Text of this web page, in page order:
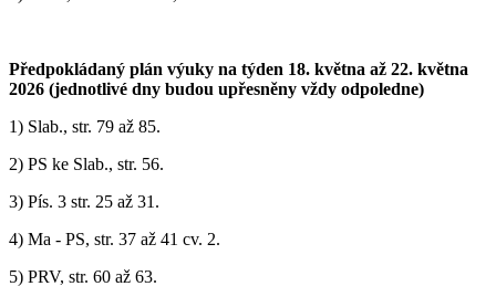
Předpokládaný plán výuky na týden 18. května až 22. května
2026 (jednotlivé dny budou upřesněny vždy odpoledne)
1) ‎Slab., str. 79 až 85.
2) PS ke Slab., str. 56.
3) Pís. 3 str. 25 až 31.
4) Ma - PS, str. 37 až 41 cv. 2.
5) PRV, str. 60 až 63.